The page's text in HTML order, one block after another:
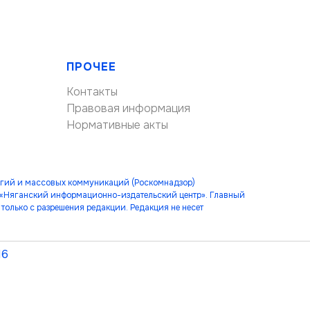
ПРОЧЕЕ
Контакты
Правовая информация
Нормативные акты
и массовых коммуникаций (Роскомнадзор)
информационно-издательский центр». Главный
с разрешения редакции. Редакция не несет